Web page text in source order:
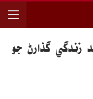
زندگي گذارڻ جو